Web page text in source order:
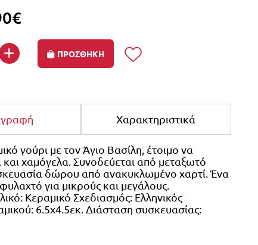
ΠΡΟΣΘΗΚΗ
Χαρακτηριστικά
γούρι με τον Άγιο Βασίλη, έτοιμο να
και χαμόγελα. Συνοδεύεται από μεταξωτό
δώρου από ανακυκλωμένο χαρτί. Ένα
φυλαχτό για μικρούς και μεγάλους.
Κεραμικό Σχεδιασμός: Ελληνικός
6.5x4.5εκ. Διάσταση συσκευασίας: